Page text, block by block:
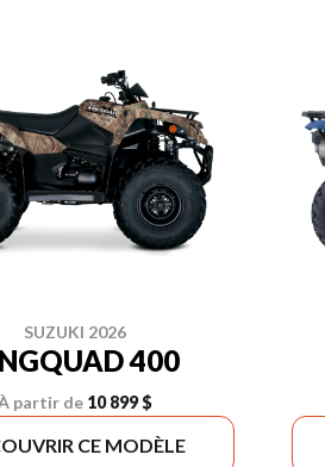
SUZUKI 2026
400
partir de 10 899 $
CE MODÈLE